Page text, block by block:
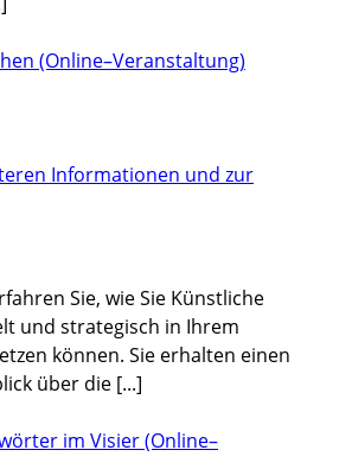
(Online–Veranstaltung)
Informationen und zur
Sie, wie Sie Künstliche
und strategisch in Ihrem
können. Sie erhalten einen
über die [...]
im Visier (Online–